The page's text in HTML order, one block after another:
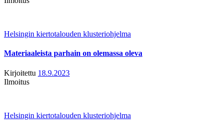
Helsingin kiertotalouden klusteriohjelma
Materiaaleista parhain on olemassa oleva
Kirjoitettu 18.9.2023
Ilmoitus
Helsingin kiertotalouden klusteriohjelma